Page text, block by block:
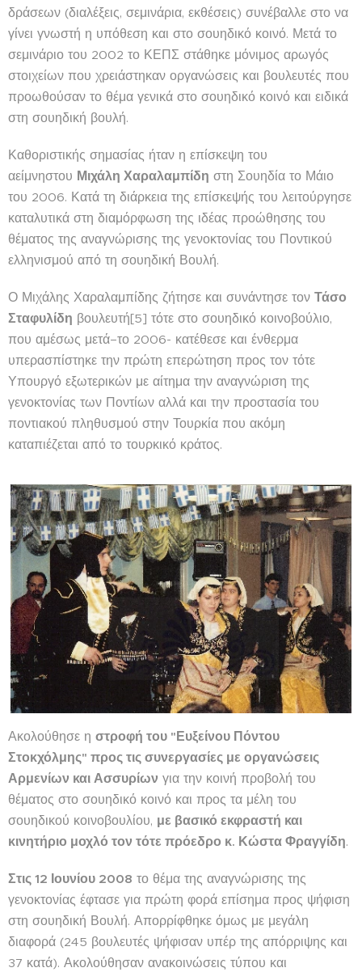
δράσεων (διαλέξεις, σεμινάρια, εκθέσεις) συνέβαλλε στο να
γίνει γνωστή η υπόθεση και στο σουηδικό κοινό. Μετά το
σεμινάριο του 2002 το ΚΕΠΣ στάθηκε μόνιμος αρωγός
στοιχείων που χρειάστηκαν οργανώσεις και βουλευτές που
προωθούσαν το θέμα γενικά στο σουηδικό κοινό και ειδικά
στη σουηδική βουλή.
Καθοριστικής σημασίας ήταν η επίσκεψη του
αείμνηστου Μιχάλη Χαραλαμπίδη στη Σουηδία το Μάιο
του 2006. Κατά τη διάρκεια της επίσκεψής του λειτούργησε
καταλυτικά στη διαμόρφωση της ιδέας προώθησης του
θέματος της αναγνώρισης της γενοκτονίας του Ποντικού
ελληνισμού από τη σουηδική Βουλή.
Ο Μιχάλης Χαραλαμπίδης ζήτησε και συνάντησε τον Τάσο
Σταφυλίδη βουλευτή[5] τότε στο σουηδικό κοινοβούλιο,
που αμέσως μετά–το 2006- κατέθεσε και ένθερμα
υπερασπίστηκε την πρώτη επερώτηση προς τον τότε
Υπουργό εξωτερικών με αίτημα την αναγνώριση της
γενοκτονίας των Ποντίων αλλά και την προστασία του
ποντιακού πληθυσμού στην Τουρκία που ακόμη
καταπιέζεται από το τουρκικό κράτος.
Ακολούθησε η στροφή του "Ευξείνου Πόντου
Στοκχόλμης" προς τις συνεργασίες με οργανώσεις
Αρμενίων και Ασσυρίων για την κοινή προβολή του
θέματος στο σουηδικό κοινό και προς τα μέλη του
σουηδικού κοινοβουλίου, με βασικό εκφραστή και
κινητήριο μοχλό τον τότε πρόεδρο κ. Κώστα Φραγγίδη.
Στις 12 Ιουνίου 2008 το θέμα της αναγνώρισης της
γενοκτονίας έφτασε για πρώτη φορά επίσημα προς ψήφιση
στη σουηδική Βουλή. Απορρίφθηκε όμως με μεγάλη
διαφορά (245 βουλευτές ψήφισαν υπέρ της απόρριψης και
37 κατά). Ακολούθησαν ανακοινώσεις τύπου και